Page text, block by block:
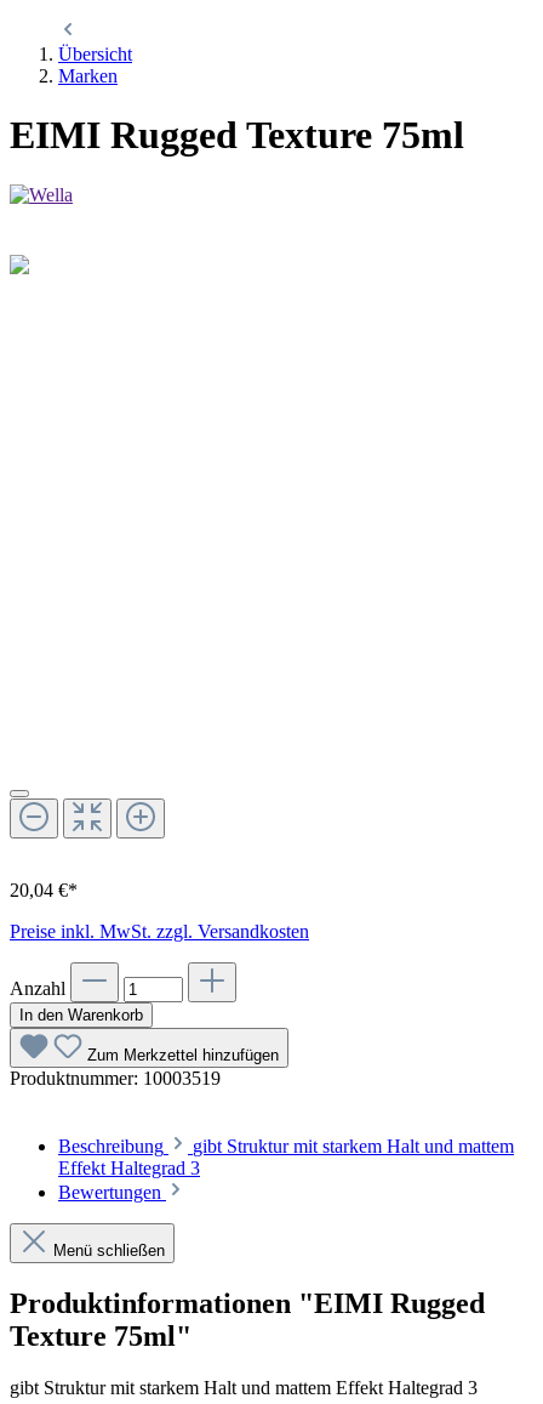
Übersicht
Marken
EIMI Rugged Texture 75ml
20,04 €*
Preise inkl. MwSt. zzgl. Versandkosten
Anzahl
In den Warenkorb
Zum Merkzettel hinzufügen
Produktnummer: 10003519
Beschreibung
gibt Struktur mit starkem Halt und mattem
Effekt Haltegrad 3
Bewertungen
Menü schließen
Produktinformationen "EIMI Rugged
Texture 75ml"
gibt Struktur mit starkem Halt und mattem Effekt Haltegrad 3